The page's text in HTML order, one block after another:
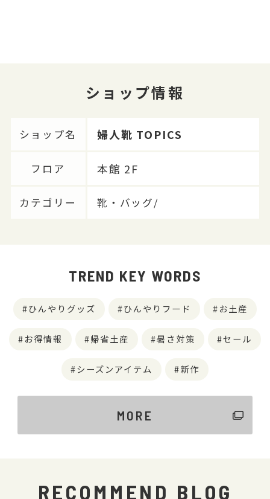
ショップ情報
ショップ名 婦人靴 TOPICS
フロア 本館 2F
カテゴリー 靴・バッグ/
TREND KEY WORDS
ひんやりグッズ ひんやりフード お土産
お得情報 帰省土産 暑さ対策 セール
シーズンアイテム 新作
MORE
RECOMMEND BLOG